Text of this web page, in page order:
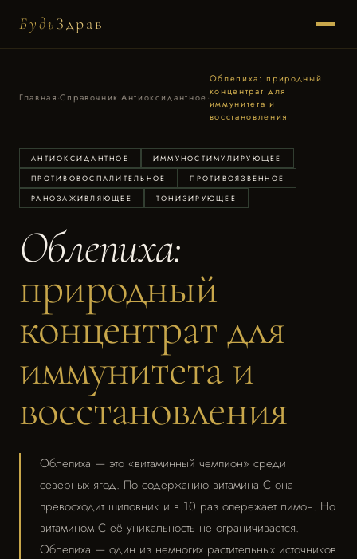
БудьЗдрав
Главная·Справочник·Антиоксидантное ·
Облепиха: природный
концентрат для
иммунитета и
восстановления
АНТИОКСИДАНТНОЕ
ИММУНОСТИМУЛИРУЮЩЕЕ
ПРОТИВОВОСПАЛИТЕЛЬНОЕ
ПРОТИВОЯЗВЕННОЕ
РАНОЗАЖИВЛЯЮЩЕЕ
ТОНИЗИРУЮЩЕЕ
Облепиха:
природный
концентрат для
иммунитета и
восстановления
Облепиха — это «витаминный чемпион» среди
северных ягод. По содержанию витамина С она
превосходит шиповник и в 10 раз опережает лимон. Но
витамином С её уникальность не ограничивается.
Облепиха — один из немногих растительных источников